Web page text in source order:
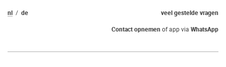
veel gestelde vragen
nl
de
Contact opnemenof app via WhatsApp